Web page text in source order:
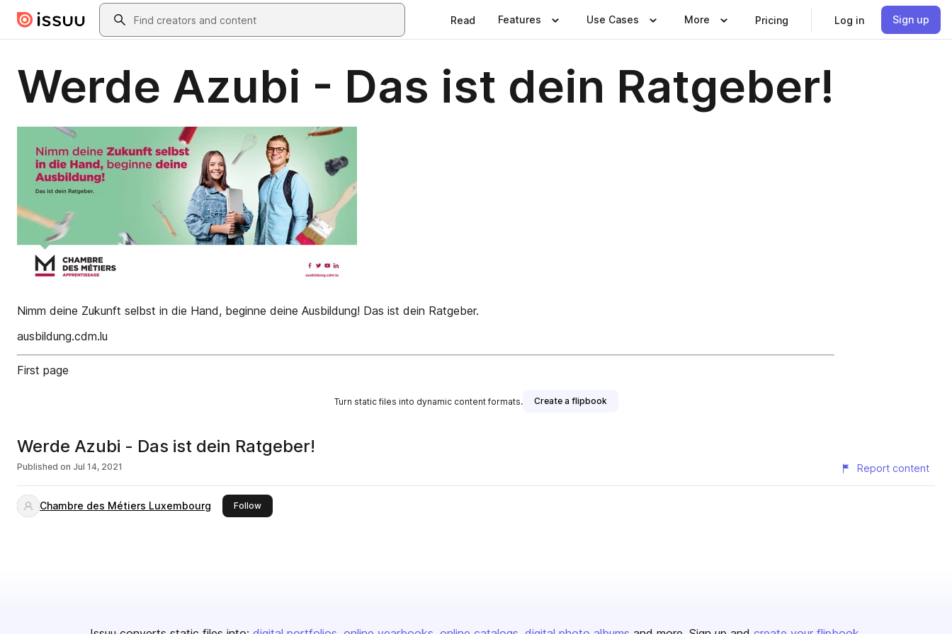
Skip to main contentSearch
Read Features Use Cases More Pricing Log in Sign up
Werde Azubi - Das ist dein Ratgeber!
Nimm deine Zukunft selbst in die Hand, beginne deine Ausbildung! Das ist dein Ratgeber.
ausbildung.cdm.lu
First page
Turn static files into dynamic content formats. Create a flipbook
Werde Azubi - Das ist dein Ratgeber!
Published on Jul 14, 2021 Report content
Chambre des Métiers Luxembourg Followthis publisher